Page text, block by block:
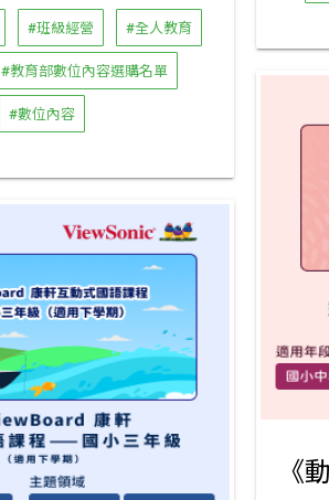
#班級經營 #全人教育
#教育部數位內容選購名單
#數位內容